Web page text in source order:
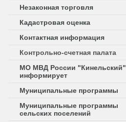
Незаконная торговля
Кадастровая оценка
Контактная информация
Контрольно-счетная палата
МО МВД России "Кинельский"
информирует
Муниципальные программы
Муниципальные программы
сельских поселений